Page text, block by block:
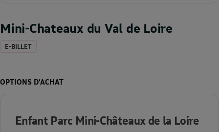
Mini-Chateaux du Val de Loire
E-BILLET
OPTIONS D’ACHAT
Enfant Parc Mini-Châteaux de la Loire